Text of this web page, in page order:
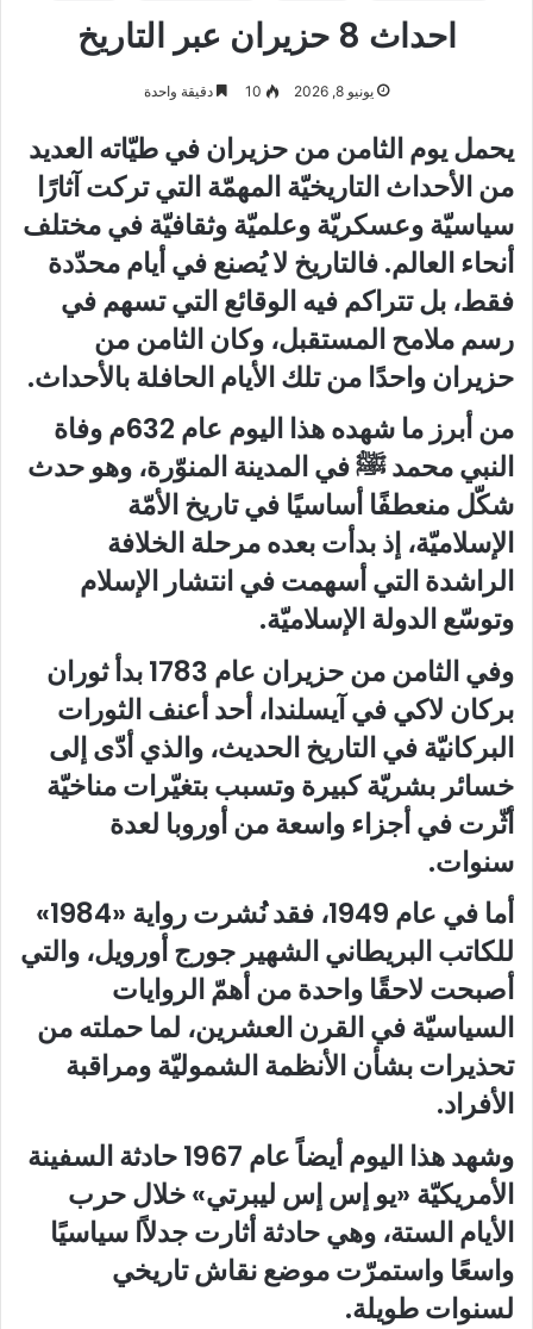
احداث 8 حزيران عبر التاريخ
يونيو 8, 2026 10 دقيقة واحدة
يحمل يوم الثامن من حزيران في طيّاته العديد
من الأحداث التاريخيّة المهمّة التي تركت آثارًا
سياسيّة وعسكريّة وعلميّة وثقافيّة في مختلف
أنحاء العالم. فالتاريخ لا يُصنع في أيام محدّدة
فقط، بل تتراكم فيه الوقائع التي تسهم في
رسم ملامح المستقبل، وكان الثامن من
حزيران واحدًا من تلك الأيام الحافلة بالأحداث.
من أبرز ما شهده هذا اليوم عام 632م وفاة
النبي محمد ﷺ في المدينة المنوّرة، وهو حدث
شكّل منعطفًا أساسيًا في تاريخ الأمّة
الإسلاميّة، إذ بدأت بعده مرحلة الخلافة
الراشدة التي أسهمت في انتشار الإسلام
وتوسّع الدولة الإسلاميّة.
وفي الثامن من حزيران عام 1783 بدأ ثوران
بركان لاكي في آيسلندا، أحد أعنف الثورات
البركانيّة في التاريخ الحديث، والذي أدّى إلى
خسائر بشريّة كبيرة وتسبب بتغيّرات مناخيّة
أثّرت في أجزاء واسعة من أوروبا لعدة
سنوات.
أما في عام 1949، فقد نُشرت رواية «1984»
للكاتب البريطاني الشهير جورج أورويل، والتي
أصبحت لاحقًا واحدة من أهمّ الروايات
السياسيّة في القرن العشرين، لما حملته من
تحذيرات بشأن الأنظمة الشموليّة ومراقبة
الأفراد.
وشهد هذا اليوم أيضاً عام 1967 حادثة السفينة
الأمريكيّة «يو إس إس ليبرتي» خلال حرب
الأيام الستة، وهي حادثة أثارت جدلاًا سياسيًا
واسعًا واستمرّت موضع نقاش تاريخي
لسنوات طويلة.